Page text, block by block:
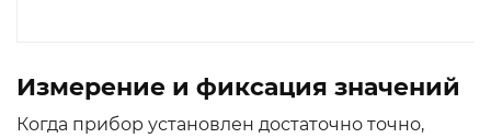
Измерение и фиксация значений
Когда прибор установлен достаточно точно,